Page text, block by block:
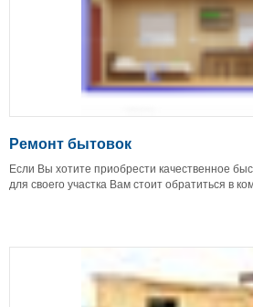
Ремонт бытовок
Если Вы хотите приобрести качественное
для своего участка Вам стоит обратиться в